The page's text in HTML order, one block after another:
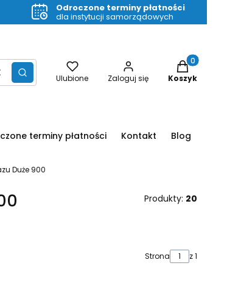
Odroczone terminy płatności
dla instytucji samorządowych
Szukaj Ulubione Zaloguj się
Produkty w
Koszyk
terminy płatności Kontakt Blog
Duże 900
Produkty: 20
Strona z 1